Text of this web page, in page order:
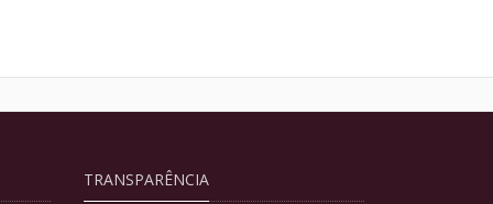
TRANSPARÊNCIA